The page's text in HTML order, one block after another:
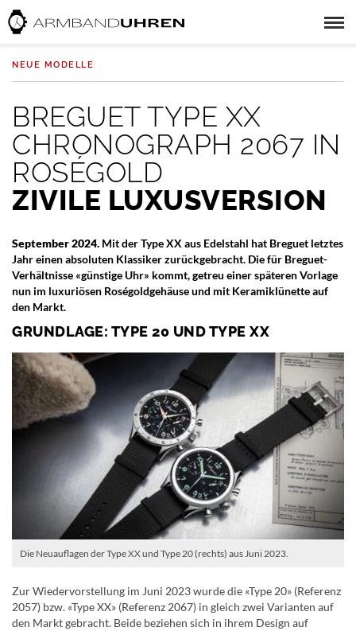
NEUE MODELLE
BREGUET TYPE XX
CHRONOGRAPH 2067 IN
ROSÉGOLD
ZIVILE LUXUSVERSION
September 2024. Mit der Type XX aus Edelstahl hat Breguet letztes
Jahr einen absoluten Klassiker zurückgebracht. Die für Breguet-
Verhältnisse «günstige Uhr» kommt, getreu einer späteren Vorlage
nun im luxuriösen Roségoldgehäuse und mit Keramiklünette auf
den Markt.
GRUNDLAGE: TYPE 20 UND TYPE XX
Die Neuauflagen der Type XX und Type 20 (rechts) aus Juni 2023.
Zur Wiedervorstellung im Juni 2023 wurde die «Type 20» (Referenz
2057) bzw. «Type XX» (Referenz 2067) in gleich zwei Varianten auf
den Markt gebracht. Beide beziehen sich in ihrem Design auf